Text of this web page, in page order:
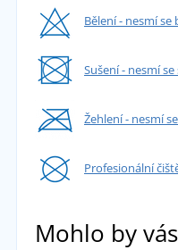
Bělení - nesmí se
Sušení - nesmí
Žehlení - nesmí
Profesionální
Mohlo by